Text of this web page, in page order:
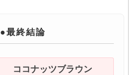
●最終結論
ココナッツブラウン